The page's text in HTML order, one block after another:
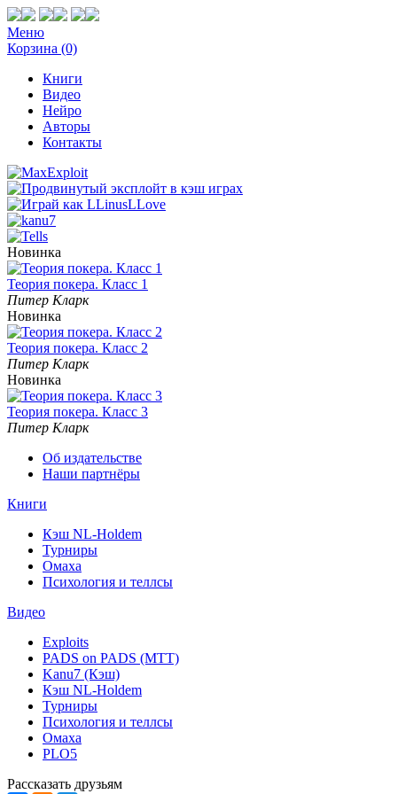
Меню
Корзина (0)
Книги
Видео
Нейро
Авторы
Контакты
Новинка
Теория покера. Класс 1
Питер Кларк
Новинка
Теория покера. Класс 2
Питер Кларк
Новинка
Теория покера. Класс 3
Питер Кларк
Об издательстве
Наши партнёры
Книги
Кэш NL-Holdem
Турниры
Омаха
Психология и теллсы
Видео
Exploits
PADS on PADS (MTT)
Kanu7 (Кэш)
Кэш NL-Holdem
Турниры
Психология и теллсы
Омаха
PLO5
Рассказать друзьям